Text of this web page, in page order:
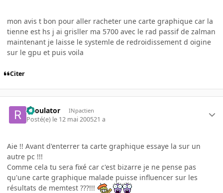
mon avis t bon pour aller racheter une carte graphique car la
tienne est hs j ai grisller ma 5700 avec le rad passif de zalman
maintenant je laisse le systemle de redroidissement d oigine
sur le gpu et puis voila
Citer
Raoulator INpactien
Posté(e) le 12 mai 200521 a
Aie !! Avant d'enterrer ta carte graphique essaye la sur un
autre pc !!!
Comme cela tu sera fixé car c'est bizarre je ne pense pas
qu'une carte graphique malade puisse influencer sur les
résultats de memtest ???!!!